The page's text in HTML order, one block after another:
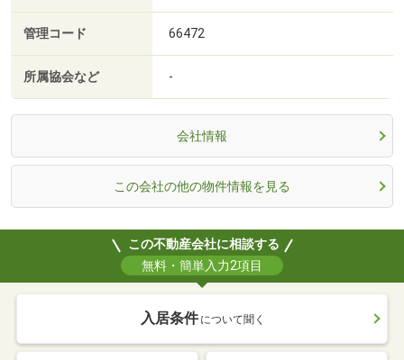
管理コード 66472
所属協会など -
会社情報
この会社の他の物件情報を見る
この不動産会社に相談する
無料・簡単入力2項目
入居条件 について聞く